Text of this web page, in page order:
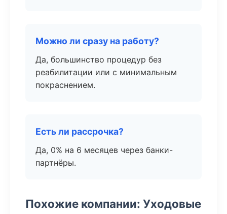
Можно ли сразу на работу?
Да, большинство процедур без
реабилитации или с минимальным
покраснением.
Есть ли рассрочка?
Да, 0% на 6 месяцев через банки-
партнёры.
Похожие компании: Уходовые